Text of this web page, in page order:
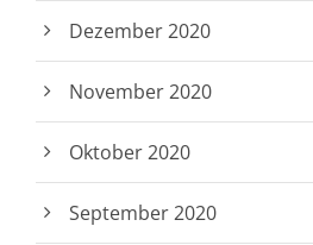
Dezember 2020
November 2020
Oktober 2020
September 2020